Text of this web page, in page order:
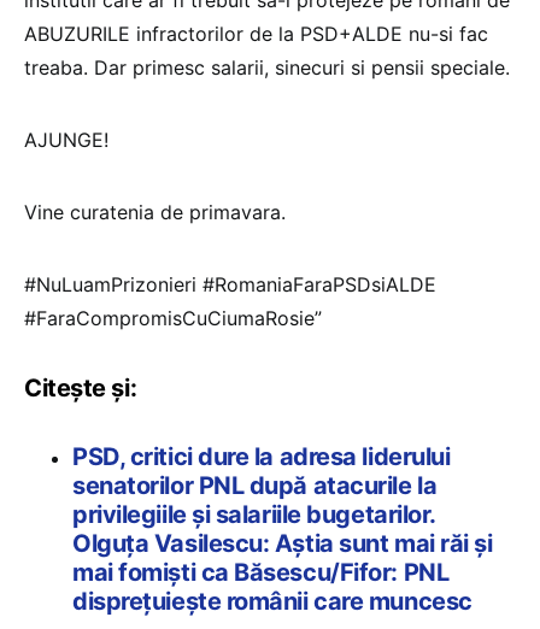
ABUZURILE infractorilor de la PSD+ALDE nu-si fac
treaba. Dar primesc salarii, sinecuri si pensii speciale.
AJUNGE!
Vine curatenia de primavara.
#NuLuamPrizonieri #RomaniaFaraPSDsiALDE
#FaraCompromisCuCiumaRosie”
Citește și:
PSD, critici dure la adresa liderului
senatorilor PNL după atacurile la
privilegiile și salariile bugetarilor.
Olguţa Vasilescu: Aştia sunt mai răi şi
mai fomişti ca Băsescu/Fifor: PNL
dispreţuieşte românii care muncesc